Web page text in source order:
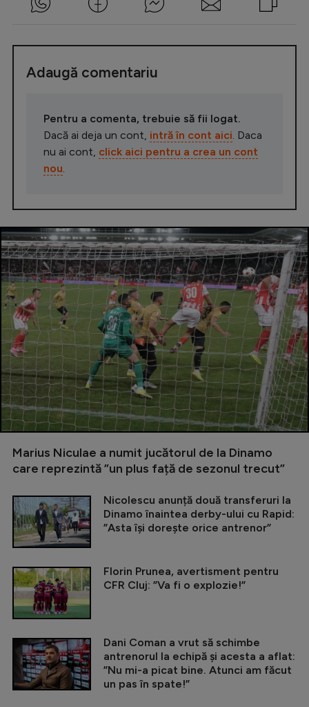
Adaugă comentariu
Pentru a comenta, trebuie să fii logat.
Dacă ai deja un cont, intră în cont aici . Daca
nu ai cont, click aici pentru a crea un cont
nou
Marius Niculae a numit jucătorul de la Dinamo
care reprezintă ”un plus față de sezonul trecut”
Nicolescu anunță două transferuri la
Dinamo înaintea derby-ului cu Rapid:
”Asta își dorește orice antrenor”
Florin Prunea, avertisment pentru
CFR Cluj: ”Va fi o explozie!”
Dani Coman a vrut să schimbe
antrenorul la echipă și acesta a aflat:
”Nu mi-a picat bine. Atunci am făcut
un pas în spate!”